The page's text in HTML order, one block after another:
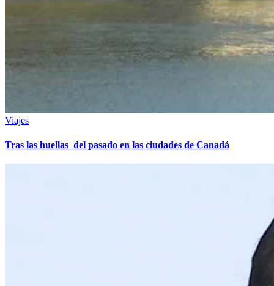
Viajes
Tras las huellas del pasado en las ciudades de Canadá